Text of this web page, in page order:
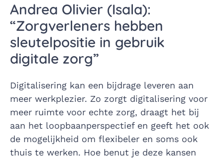
Andrea Olivier (Isala):
“Zorgverleners hebben
sleutelpositie in gebruik
digitale zorg”
Digitalisering kan een bijdrage leveren aan
meer werkplezier. Zo zorgt digitalisering voor
meer ruimte voor echte zorg, draagt het bij
aan het loopbaanperspectief en geeft het ook
de mogelijkheid om flexibeler en soms ook
thuis te werken. Hoe benut je deze kansen